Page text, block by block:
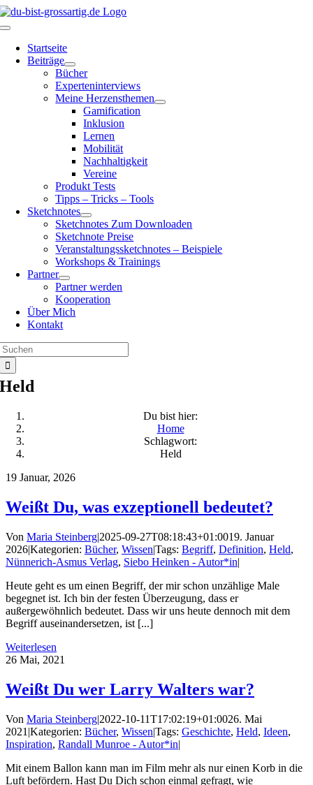
Zum
Inhalt
Toggle
NavigationStartseite
Beiträge
Bücher
Experteninterviews
Meine Herzensthemen
Gamification
Inklusion
Lernen
Mobilität
Nachhaltigkeit
Vereine
Produkt Tests
Tipps – Tricks – Tools
Sketchnotes
Sketchnotes Zum Downloaden
Sketchnote Preise
Veranstaltungssketchnotes – Beispiele
Workshops & Trainings
Partner
Partner werden
Kooperation
Über Mich
Kontakt
Held
Du bist hier:
Home
Schlagwort:
Held
19 Januar, 2026
Weißt Du, was exzeptionell bedeutet?
Von Maria Steinberg|2025-09-27T08:18:43+01:0019. Januar
2026|Kategorien: Bücher, Wissen|Tags: Begriff, Definition, Held,
Nünnerich-Asmus Verlag, Siebo Heinken - Autor*in|
Heute geht es um einen Begriff, der mir schon unzählige Male
begegnet ist. Ich bin der festen Überzeugung, dass er
außergewöhnlich bedeutet. Dass wir uns heute dennoch mit dem
Begriff auseinandersetzen, ist [...]
Weiterlesen
26 Mai, 2021
Weißt Du wer Larry Walters war?
Von Maria Steinberg|2022-10-11T17:02:19+01:0026. Mai
2021 |Kategorien: Bücher, Wissen|Tags: Geschichte, Held, Ideen,
Inspiration, Randall Munroe - Autor*in|
Mit einem Ballon kann man im Film mehr als nur einen Korb in die
Luft befördern. Hast Du Dich schon einmal gefragt, wie